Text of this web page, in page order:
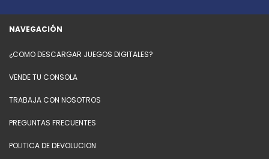
NAVEGACIÓN
¿COMO DESCARGAR JUEGOS DIGITALES?
VENDE TU CONSOLA
TRABAJA CON NOSOTROS
PREGUNTAS FRECUENTES
POLITICA DE DEVOLUCION